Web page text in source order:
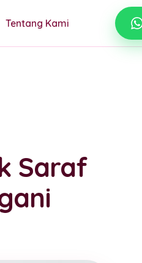
Tentang Kami
Saraf